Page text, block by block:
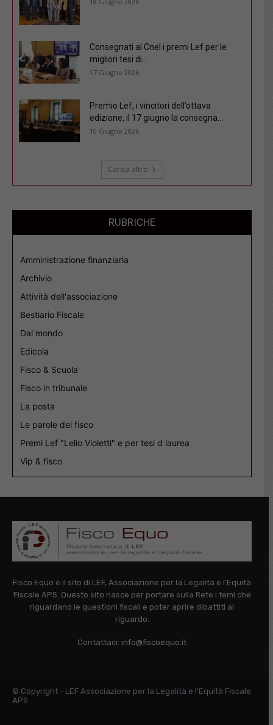
Consegnati al Cnel i premi Lef per le
migliori tesi di...
17 Giugno 2026
Premio Lef, i vincitori dell’ottava
edizione, il 17 giugno la consegna...
10 Giugno 2026
Carica altro
RUBRICHE
Amministrazione finanziaria
Archivio
Attività dell'associazione
Bestiario Fiscale
Dal mondo
Edicola
Fisco & Scuola
Fisco in tribunale
La posta
Le parole del fisco
Premi Lef "Lelio Violetti" e per tesi d laurea
Vip & fisco
Fisco Equo è il sito di LEF, Associazione per la Legalità e l'Equità
Fiscale APS. Questo sito nasce per portare sulla Rete i temi che
riguardano le questioni fiscali e poter aprire dibattiti al
riguardo.
Contattaci: info@fiscoequo.it
© Copyright - LEF Associazione per la Legalità e l'Equità Fiscale
APS